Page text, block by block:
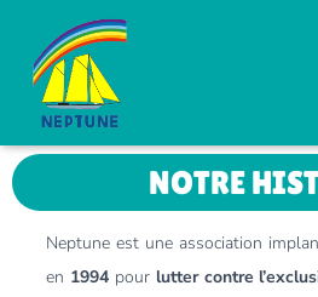
NOTRE
Neptune est une association
en 1994pourlutter contre